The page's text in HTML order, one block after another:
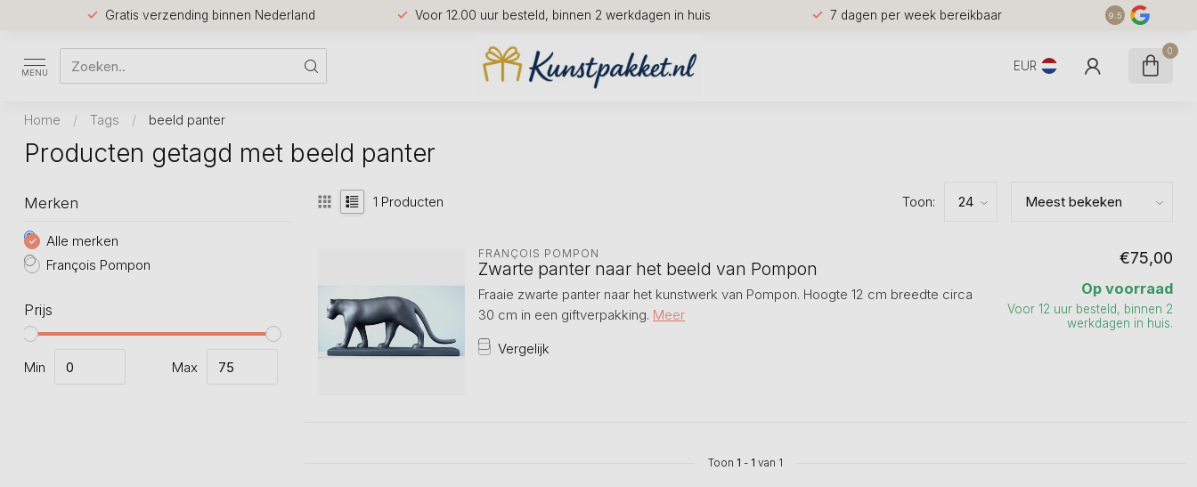
Gratis verzending binnen Nederland Voor 12.00 uur besteld, binnen 2 werkdagen in huis 7 dagen per week bereikbaar 9.5
MENU EUR
0
Home / Tags / beeld panter
Producten getagd met beeld panter
Merken
Alle merken
François Pompon
Prijs
Min Max
1 Producten Toon:
FRANÇOIS POMPON
Zwarte panter naar het beeld van Pompon
Fraaie zwarte panter naar het kunstwerk van Pompon. Hoogte 12 cm breedte circa
30 cm in een giftverpakking. Meer
Vergelijk
€75,00
Op voorraad
Voor 12 uur besteld, binnen 2
werkdagen in huis.
Toon 1 - 1 van 1